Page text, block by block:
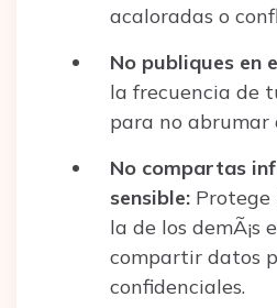
acaloradas o
No publiques en
la frecuencia de
para no abrumar
No compartas
sensible:
la de los demÃ¡s
compartir datos
confidenciales.